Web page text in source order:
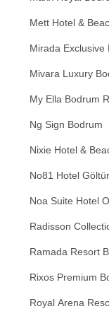
Mett Hotel &
Mirada Exclusive
Mivara Luxury
My Ella Bodrum
Ng Sign Bodrum
Nixie Hotel &
No81 Hotel
Noa Suite Hotel
Radisson
Ramada Resort
Rixos Premium
Royal Arena